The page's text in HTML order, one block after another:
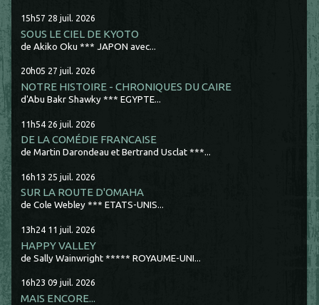
15h57 28 juil. 2026
SOUS LE CIEL DE KYOTO
de Akiko Oku *** JAPON avec...
20h05 27 juil. 2026
NOTRE HISTOIRE - CHRONIQUES DU CAIRE
d'Abu Bakr Shawky *** EGYPTE...
11h54 26 juil. 2026
DE LA COMÉDIE FRANCAISE
de Martin Darondeau et Bertrand Usclat ***...
16h13 25 juil. 2026
SUR LA ROUTE D'OMAHA
de Cole Webley *** ETATS-UNIS...
13h24 11 juil. 2026
HAPPY VALLEY
de Sally Wainwright ***** ROYAUME-UNI...
16h23 09 juil. 2026
MAIS ENCORE...